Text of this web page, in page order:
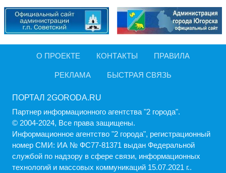
О ПРОЕКТЕ КОНТАКТЫ ПРАВИЛА
РЕКЛАМА БЫСТРАЯ СВЯЗЬ
ПОРТАЛ 2GORODA.RU
Партнер информационного агентства "2 города".
© 2004-2024, Все права защищены.
Информационное агентство "2 города", регистрационный
номер СМИ: ИА № ФС77-81371 выдан Федеральной
службой по надзору в сфере связи, информационных
технологий и массовых коммуникаций 15.07.2021 г..